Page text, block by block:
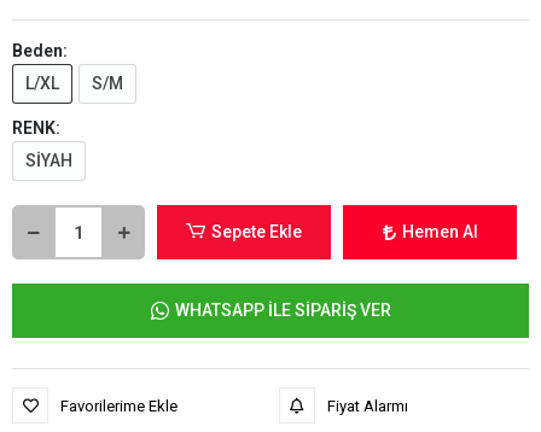
Beden:
L/XL
S/M
RENK:
SİYAH
Sepete Ekle Hemen Al
WHATSAPP İLE SİPARİŞ VER
Favorilerime Ekle Fiyat Alarmı